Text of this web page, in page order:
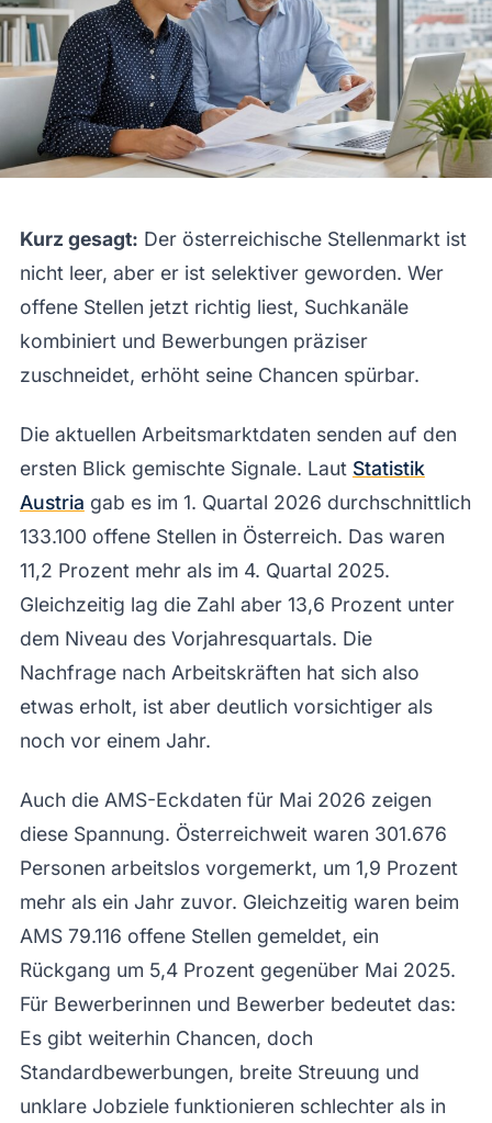
Kurz gesagt: Der österreichische Stellenmarkt ist
nicht leer, aber er ist selektiver geworden. Wer
offene Stellen jetzt richtig liest, Suchkanäle
kombiniert und Bewerbungen präziser
zuschneidet, erhöht seine Chancen spürbar.
Die aktuellen Arbeitsmarktdaten senden auf den
ersten Blick gemischte Signale. Laut Statistik
Austria gab es im 1. Quartal 2026 durchschnittlich
133.100 offene Stellen in Österreich. Das waren
11,2 Prozent mehr als im 4. Quartal 2025.
Gleichzeitig lag die Zahl aber 13,6 Prozent unter
dem Niveau des Vorjahresquartals. Die
Nachfrage nach Arbeitskräften hat sich also
etwas erholt, ist aber deutlich vorsichtiger als
noch vor einem Jahr.
Auch die AMS-Eckdaten für Mai 2026 zeigen
diese Spannung. Österreichweit waren 301.676
Personen arbeitslos vorgemerkt, um 1,9 Prozent
mehr als ein Jahr zuvor. Gleichzeitig waren beim
AMS 79.116 offene Stellen gemeldet, ein
Rückgang um 5,4 Prozent gegenüber Mai 2025.
Für Bewerberinnen und Bewerber bedeutet das:
Es gibt weiterhin Chancen, doch
Standardbewerbungen, breite Streuung und
unklare Jobziele funktionieren schlechter als in